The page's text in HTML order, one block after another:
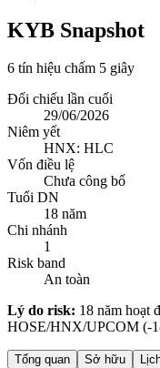
KYB Snapshot
6 tín hiệu chấm 5 giây
Đối chiếu lần cuối
29/06/2026
Niêm yết
HNX: HLC
Vốn điều lệ
Chưa công bố
Tuổi DN
18 năm
Chi nhánh
1
Risk band
An toàn
Lý do risk: 18 năm hoạt
HOSE/HNX/UPCOM (-
Tổng quan Sở hữu